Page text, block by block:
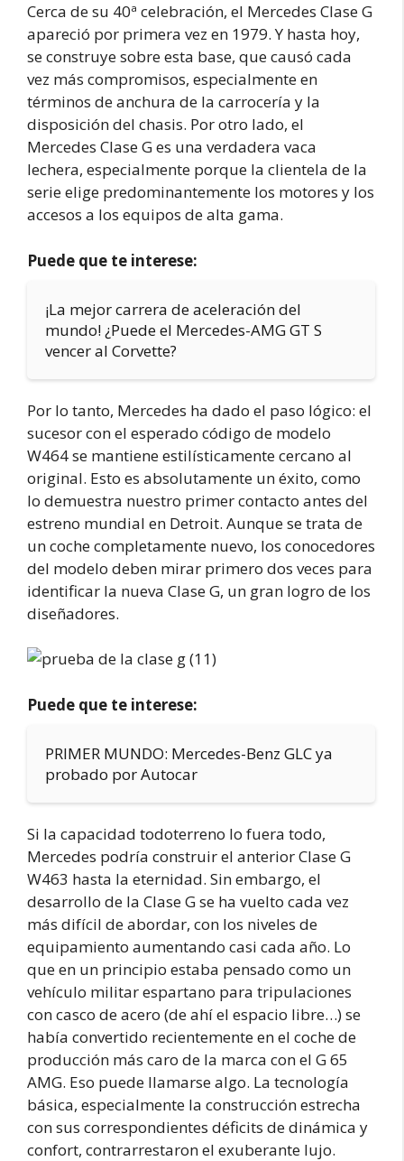
Cerca de su 40ª celebración, el Mercedes Clase G
apareció por primera vez en 1979. Y hasta hoy,
se construye sobre esta base, que causó cada
vez más compromisos, especialmente en
términos de anchura de la carrocería y la
disposición del chasis. Por otro lado, el
Mercedes Clase G es una verdadera vaca
lechera, especialmente porque la clientela de la
serie elige predominantemente los motores y los
accesos a los equipos de alta gama.
Puede que te interese:
¡La mejor carrera de aceleración del
mundo! ¿Puede el Mercedes-AMG GT S
vencer al Corvette?
Por lo tanto, Mercedes ha dado el paso lógico: el
sucesor con el esperado código de modelo
W464 se mantiene estilísticamente cercano al
original. Esto es absolutamente un éxito, como
lo demuestra nuestro primer contacto antes del
estreno mundial en Detroit. Aunque se trata de
un coche completamente nuevo, los conocedores
del modelo deben mirar primero dos veces para
identificar la nueva Clase G, un gran logro de los
diseñadores.
Puede que te interese:
PRIMER MUNDO: Mercedes-Benz GLC ya
probado por Autocar
Si la capacidad todoterreno lo fuera todo,
Mercedes podría construir el anterior Clase G
W463 hasta la eternidad. Sin embargo, el
desarrollo de la Clase G se ha vuelto cada vez
más difícil de abordar, con los niveles de
equipamiento aumentando casi cada año. Lo
que en un principio estaba pensado como un
vehículo militar espartano para tripulaciones
con casco de acero (de ahí el espacio libre…) se
había convertido recientemente en el coche de
producción más caro de la marca con el G 65
AMG. Eso puede llamarse algo. La tecnología
básica, especialmente la construcción estrecha
con sus correspondientes déficits de dinámica y
confort, contrarrestaron el exuberante lujo.